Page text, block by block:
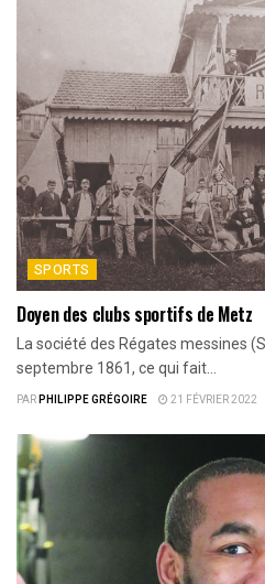
SPORTS
Doyen des clubs sportifs de Metz
La société des Régates messines
septembre 1861, ce qui fait...
PARPHILIPPE GRÉGOIRE 21 FÉVRIER 2022